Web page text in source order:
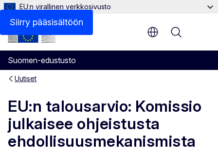
Siirry pääsisältöön
EU:n virallinen verkkosivusto
Suomen-edustusto
Menu
Uutiset
EU:n talousarvio: Komissio
julkaisee ohjeistusta
ehdollisuusmekanismista